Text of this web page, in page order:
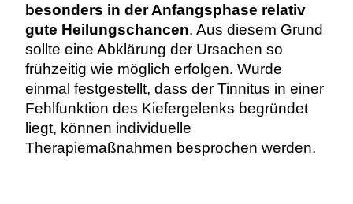
besonders in der Anfangsphase relativ
gute Heilungschancen. Aus diesem Grund
sollte eine Abklärung der Ursachen so
frühzeitig wie möglich erfolgen. Wurde
einmal festgestellt, dass der Tinnitus in einer
Fehlfunktion des Kiefergelenks begründet
liegt, können individuelle
Therapiemaßnahmen besprochen werden.